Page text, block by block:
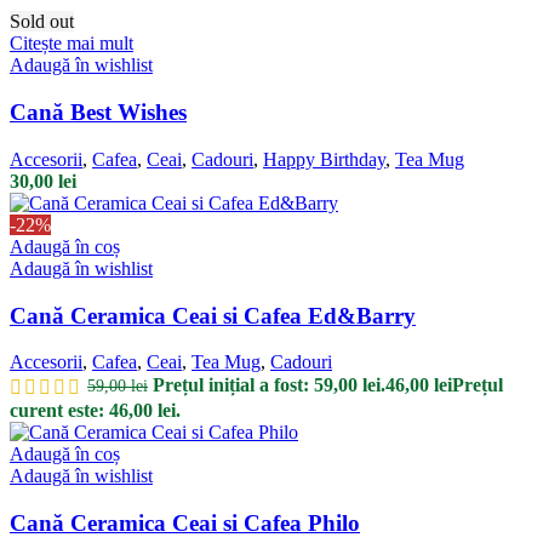
Sold out
Citește mai mult
Adaugă în wishlist
Cană Best Wishes
Accesorii, Cafea, Ceai, Cadouri, Happy Birthday, Tea Mug
30,00 lei
-22%
Adaugă în coș
Adaugă în wishlist
Cană Ceramica Ceai si Cafea Ed&Barry
Accesorii, Cafea, Ceai, Tea Mug, Cadouri
59,00lei Prețul inițial a fost: 59,00 lei.46,00 leiPrețul
curent este: 46,00 lei.
Adaugă în coș
Adaugă în wishlist
Cană Ceramica Ceai si Cafea Philo